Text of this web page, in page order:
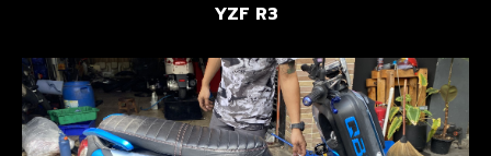
YZF R3